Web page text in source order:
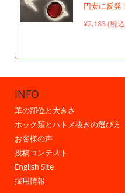
円安に反発
¥2,183 (税
INFO
革の部位と大きさ
ホック類とハトメ抜きの選び方
お客様の声
投稿コンテスト
English Site
採用情報